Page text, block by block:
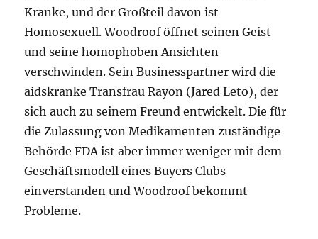
Kranke, und der Großteil davon ist
Homosexuell. Woodroof öffnet seinen Geist
und seine homophoben Ansichten
verschwinden. Sein Businesspartner wird die
aidskranke Transfrau Rayon (Jared Leto), der
sich auch zu seinem Freund entwickelt. Die für
die Zulassung von Medikamenten zuständige
Behörde FDA ist aber immer weniger mit dem
Geschäftsmodell eines Buyers Clubs
einverstanden und Woodroof bekommt
Probleme.